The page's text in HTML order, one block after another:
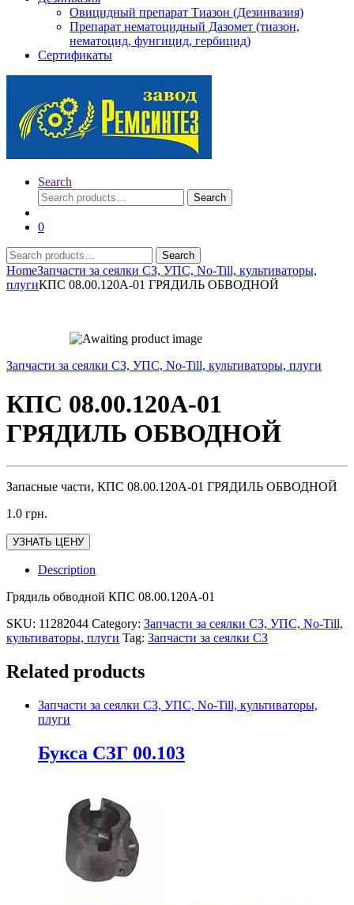
Овицидный препарат Тиазон (Дезинвазия)
Препарат нематоцидный Дазомет (тиазон,
нематоцид, фунгицид, гербицид)
Сертификаты
Search
Search
for:
Search
0
Search
for:
Search
HomeЗапчасти за сеялки СЗ, УПС, No-Till, культиваторы,
плугиКПС 08.00.120А-01 ГРЯДИЛЬ ОБВОДНОЙ
Запчасти за сеялки СЗ, УПС, No-Till, культиваторы, плуги
КПС 08.00.120А-01
ГРЯДИЛЬ ОБВОДНОЙ
Запасные части, КПС 08.00.120А-01 ГРЯДИЛЬ ОБВОДНОЙ
1.0 грн.
УЗНАТЬ ЦЕНУ
Description
Грядиль обводной КПС 08.00.120А-01
SKU: 11282044 Category: Запчасти за сеялки СЗ, УПС, No-Till,
культиваторы, плуги Tag: Запчасти за сеялки СЗ
Related products
Запчасти за сеялки СЗ, УПС, No-Till, культиваторы,
плуги
Букса СЗГ 00.103